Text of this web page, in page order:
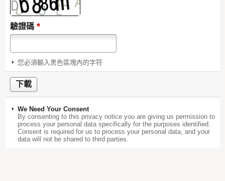
驗證碼 *
您必須輸入黑色區塊內的字符
We Need Your Consent
By consenting to this privacy notice you are giving us permission to
process your personal data specifically for the purposes identified.
Consent is required for us to process your personal data, and your
data will not be shared to third parties.